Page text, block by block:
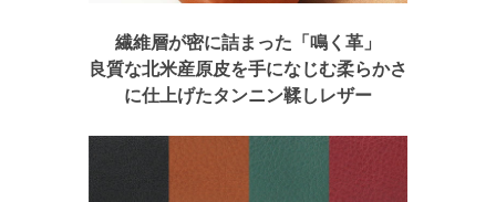
繊維層が密に詰まった「鳴く革」
良質な北米産原皮を手になじむ柔らかさ
に仕上げたタンニン鞣しレザー